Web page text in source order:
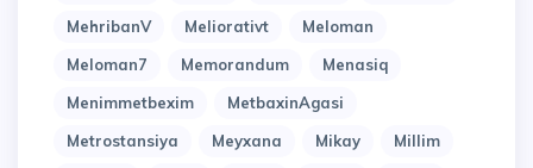
MehribanV
Meliorativt
Meloman
Meloman7
Memorandum
Menasiq
Menimmetbexim
MetbaxinAgasi
Metrostansiya
Meyxana Mikay
Millim